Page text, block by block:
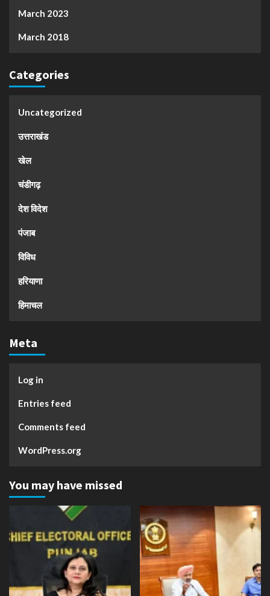
March 2023
March 2018
Categories
Uncategorized
उत्तराखंड
खेल
चंडीगढ़
देश विदेश
पंजाब
विविध
हरियाणा
हिमाचल
Meta
Log in
Entries feed
Comments feed
WordPress.org
You may have missed